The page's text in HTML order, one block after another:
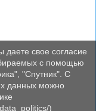
даете свое согласие
с помощью
"Спутник". С
данных можно
)